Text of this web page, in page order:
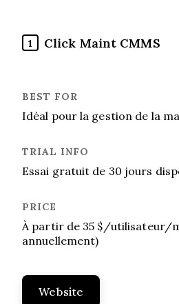
1 Click Maint CMMS
Idéal pour la gestion de la
Essai gratuit de 30 jours
À partir de 35 $/utilisateur/
annuellement)
Website